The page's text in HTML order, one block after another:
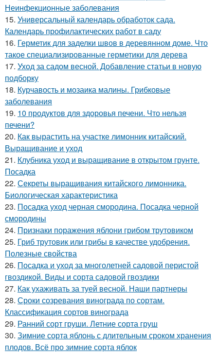
Неинфекционные заболевания
15. Универсальный календарь обработок сада.
Календарь профилактических работ в саду
16. Герметик для заделки швов в деревянном доме. Что
такое специализированные герметики для дерева
17. Уход за садом весной. Добавление статьи в новую
подборку
18. Курчавость и мозаика малины. Грибковые
заболевания
19. 10 продуктов для здоровья печени. Что нельзя
печени?
20. Как вырастить на участке лимонник китайский.
Выращивание и уход
21. Клубника уход и выращивание в открытом грунте.
Посадка
22. Секреты выращивания китайского лимонника.
Биологическая характеристика
23. Посадка уход черная смородина. Посадка черной
смородины
24. Признаки поражения яблони грибом трутовиком
25. Гриб трутовик или грибы в качестве удобрения.
Полезные свойства
26. Посадка и уход за многолетней садовой перистой
гвоздикой. Виды и сорта садовой гвоздики
27. Как ухаживать за туей весной. Наши партнеры
28. Сроки созревания винограда по сортам.
Классификация сортов винограда
29. Ранний сорт груши. Летние сорта груш
30. Зимние сорта яблонь с длительным сроком хранения
плодов. Всё про зимние сорта яблок